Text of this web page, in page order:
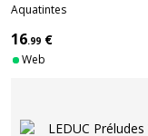
Aquatintes
16.99 €
Web